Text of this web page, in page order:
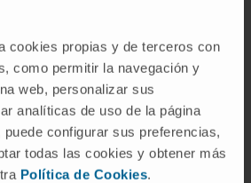
cookies propias y de terceros con
como permitir la navegación y
web, personalizar sus
analíticas de uso de la página
puede configurar sus preferencias,
todas las cookies y obtener más
Política de Cookies.
arritmias, como la
que tienen riesgo de
cerebrovasculares. Este
evitar mediante el uso de los
orales, como el Sintrom
en España.